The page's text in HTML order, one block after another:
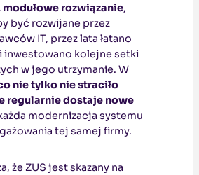
rozwiązanie,
być rozwijane przez
IT, przez lata łatano
inwestowano kolejne setki
w jego utrzymanie. W
nie tylko nie straciło
regularnie dostaje nowe
modernizacja systemu
tej samej firmy.
że ZUS jest skazany na